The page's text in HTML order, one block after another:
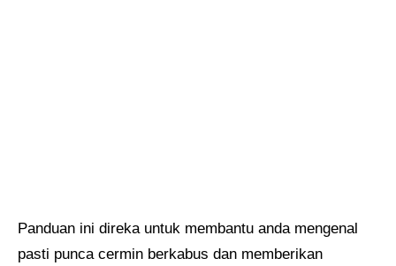
Panduan ini direka untuk membantu anda mengenal
pasti punca cermin berkabus dan memberikan